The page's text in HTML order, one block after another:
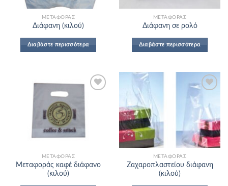
ΜΕΤΑΦΟΡΆΣ
Διάφανη (κιλού)
Διαβάστε περισσότερα
ΜΕΤΑΦΟΡΆΣ
Διάφανη σε ρολό
Διαβάστε περισσότερα
ΜΕΤΑΦΟΡΆΣ
Μεταφοράς καφέ διάφανο
(κιλού)
Add to
Wishlist
ΜΕΤΑΦΟΡΆΣ
Ζαχαροπλαστείου διάφανη
(κιλού)